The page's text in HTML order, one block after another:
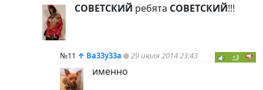
СОВЕТСКИЙ ребята СОВЕТСКИЙ!!!
№11 ↑ Ba33y33a 29 июля 2014 23:43 +3
именно